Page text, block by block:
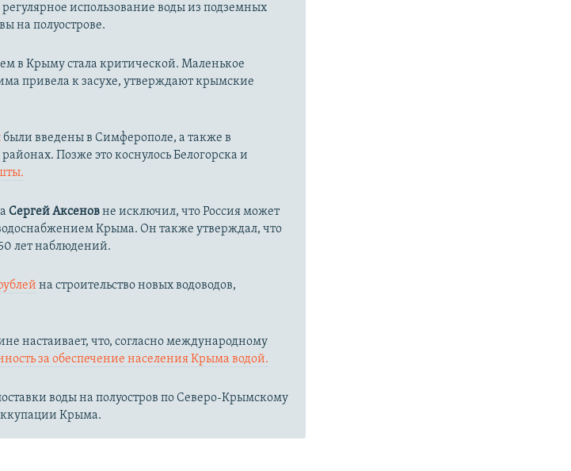
использование воды из подземных
на полуострове.
в Крыму стала критической. Маленькое
привела к засухе, утверждают крымские
были введены в Симферополе, а также в
Позже это коснулось Белогорска и
Сергей Аксеновне исключил, что Россия может
Крыма. Он также утверждал, что
лет наблюдений.​
на строительство новых водоводов,
настаивает, что, согласно международному
за обеспечение населения Крыма водой.
воды на полуостров по Северо-Крымскому
Крыма.